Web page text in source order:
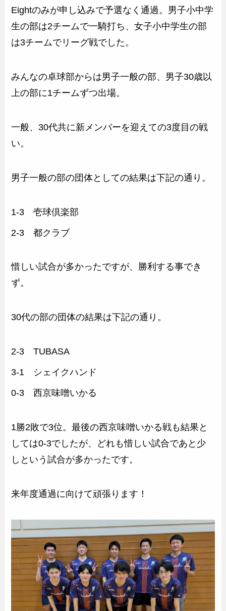
Eightのみが申し込みで予選なく通過。男子小中学
生の部は2チームで一騎打ち、女子小中学生の部
は3チームでリーグ戦でした。
みんなの卓球部からは男子一般の部、男子30歳以
上の部に1チームずつ出場。
一般、30代共に新メンバーを迎えての3度目の戦
い。
男子一般の部の団体としての結果は下記の通り。
1-3 壱球倶楽部
2-3 都クラブ
惜しい試合が多かったですが、勝利する事でき
ず。
30代の部の団体の結果は下記の通り。
2-3 TUBASA
3-1 シェイクハンド
0-3 西京味噌いかる
1勝2敗で3位。最後の西京味噌いかる戦も結果と
しては0-3でしたが、どれも惜しい試合であと少
しという試合が多かったです。
来年度通過に向けて頑張ります！